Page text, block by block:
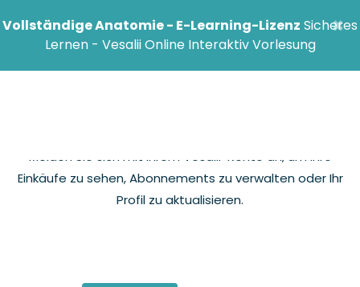
Vollständige Anatomie - E-Learning-Lizenz Sicheres
Lernen - Vesalii Online Interaktiv Vorlesung
×
Melden Sie sich mit Ihrem Vesalii-Konto an, um Ihre
Einkäufe zu sehen, Abonnements zu verwalten oder Ihr
Profil zu aktualisieren.